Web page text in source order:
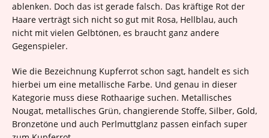
ablenken. Doch das ist gerade falsch. Das kräftige Rot der
Haare verträgt sich nicht so gut mit Rosa, Hellblau, auch
nicht mit vielen Gelbtönen, es braucht ganz andere
Gegenspieler.
Wie die Bezeichnung Kupferrot schon sagt, handelt es sich
hierbei um eine metallische Farbe. Und genau in dieser
Kategorie muss diese Rothaarige suchen. Metallisches
Nougat, metallisches Grün, changierende Stoffe, Silber, Gold,
Bronzetöne und auch Perlmuttglanz passen einfach super